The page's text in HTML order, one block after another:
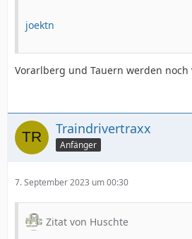
joektn
Vorarlberg und Tauern werden
Traindrivertraxx
Anfänger
7. September 2023 um 00:30
Zitat von Huschte